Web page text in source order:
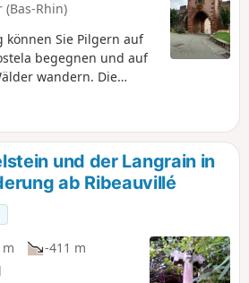
Rhin)
können Sie Pilgern auf
begegnen und auf
wandern. Die
Sie zum Aufstieg
und der Langrain in
ab Ribeauvillé
m
-411 m